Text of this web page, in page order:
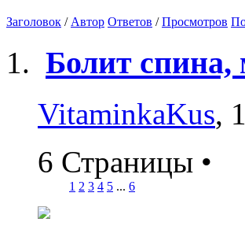
Заголовок / Автор Ответов /Просмотров
Болит спина,
VitaminkaKus,
6 Страницы •
1 2 3 4 5 ... 6